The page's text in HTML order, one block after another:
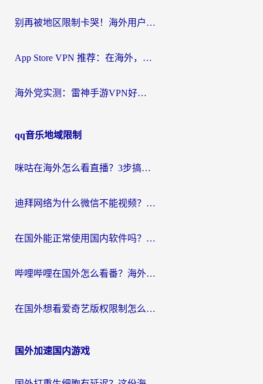
别再被地区限制卡哭！海外用户vpn中国下载全攻略，无缝刷剧办公社交
App Store VPN 推荐：在海外，如何找回那扇回家的“任意门”？
海外党实测：雷神手游VPN好用吗？和闪电VPN对比哪个回国效果更好？附小众工具深度测评
qq音乐地域限制
咪咕在海外怎么看直播？3步搞定地域限制，还能畅看腾讯视频与国内热剧
迪拜网络为什么微信不能视频？海外党必看的回国加速全攻略
在国外能正常使用国内软件吗？海外党亲测有效的无缝访问指南
哔哩哔哩在国外怎么看番？海外党追剧看片的终极解决方案
在国外想看爱奇艺版权限制怎么办？海外华人必看的追剧自由指南
国外加速国内游戏